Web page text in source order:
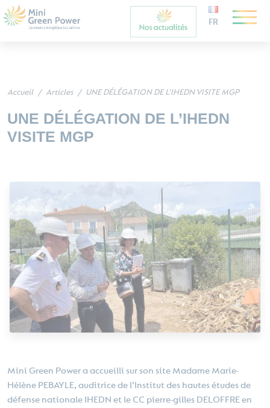
FR
Accueil Articles UNE DÉLÉGATION DE L’IHEDN VISITE MGP
UNE DÉLÉGATION DE L’IHEDN
VISITE MGP
Mini Green Power a accueilli sur son site Madame Marie-
Hélène PEBAYLE, auditrice de l’Institut des hautes études de
défense nationale IHEDN et le CC pierre-gilles DELOFFRE en